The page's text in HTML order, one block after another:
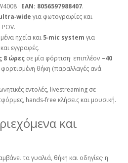
· EAN: 8056597988407.
για φωτογραφίες και
ηχεία και 5‑mic system για
εγγραφές.
8 ώρες σε μία φόρτιση· επιπλέον ~40
θήκη (παραλλαγές ανά
εντολές, livestreaming σε
hands‑free κλήσεις και μουσική.
και
τα γυαλιά, θήκη και οδηγίες· η